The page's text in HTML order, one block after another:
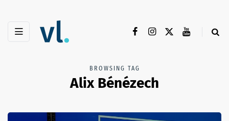
BROWSING TAG
Alix Bénézech